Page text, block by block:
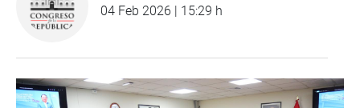
04 Feb 2026 | 15:29 h